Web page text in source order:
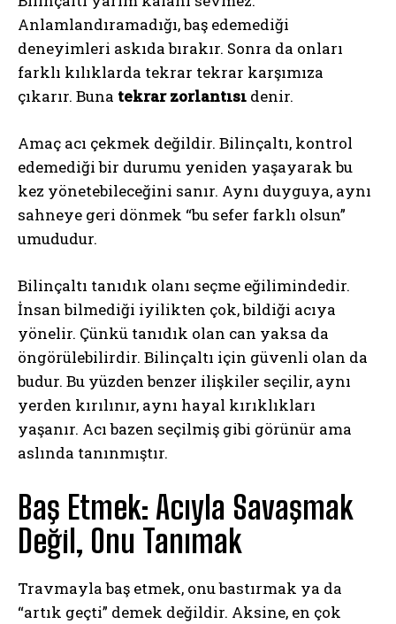
Anlamlandıramadığı, baş edemediği
deneyimleri askıda bırakır. Sonra da onları
farklı kılıklarda tekrar tekrar karşımıza
çıkarır. Buna tekrar zorlantısı denir.
Amaç acı çekmek değildir. Bilinçaltı, kontrol
edemediği bir durumu yeniden yaşayarak bu
kez yönetebileceğini sanır. Aynı duyguya, aynı
sahneye geri dönmek “bu sefer farklı olsun”
umududur.
Bilinçaltı tanıdık olanı seçme eğilimindedir.
İnsan bilmediği iyilikten çok, bildiği acıya
yönelir. Çünkü tanıdık olan can yaksa da
öngörülebilirdir. Bilinçaltı için güvenli olan da
budur. Bu yüzden benzer ilişkiler seçilir, aynı
yerden kırılınır, aynı hayal kırıklıkları
yaşanır. Acı bazen seçilmiş gibi görünür ama
aslında tanınmıştır.
Baş Etmek: Acıyla Savaşmak
Değil, Onu Tanımak
Travmayla baş etmek, onu bastırmak ya da
“artık geçti” demek değildir. Aksine, en çok